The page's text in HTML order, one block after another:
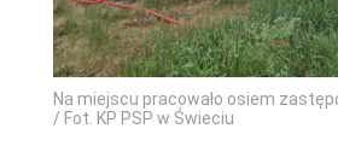
Na miejscu pracowało osiem
/ Fot. KP PSP w Świeciu